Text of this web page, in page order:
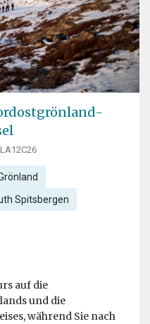
Spitsbergen
auf die
und die
während Sie nach